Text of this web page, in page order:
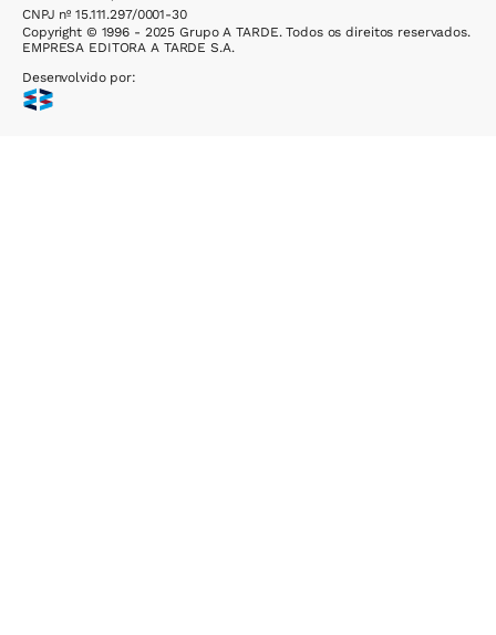
CNPJ nº 15.111.297/0001-30
Copyright © 1996 - 2025 Grupo A TARDE. Todos os direitos reservados.
EMPRESA EDITORA A TARDE S.A.
Desenvolvido por: